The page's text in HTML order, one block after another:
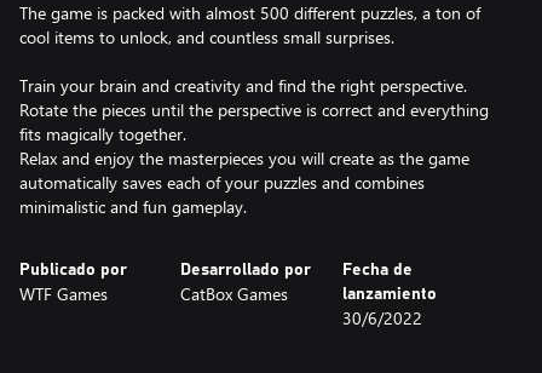
The game is packed with almost 500 different puzzles, a ton of
cool items to unlock, and countless small surprises.
Train your brain and creativity and find the right perspective.
Rotate the pieces until the perspective is correct and everything
fits magically together.
Relax and enjoy the masterpieces you will create as the game
automatically saves each of your puzzles and combines
minimalistic and fun gameplay.
Publicado por
WTF Games
Desarrollado por
CatBox Games
Fecha de
lanzamiento
30/6/2022